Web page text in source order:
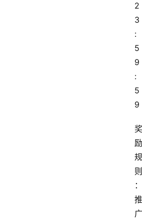
2
3
:
5
9
:
5
9
奖
励
规
则
：
推
广